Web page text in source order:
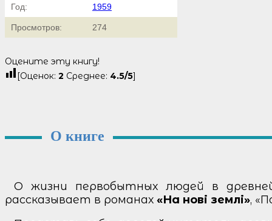
Год: 1959
Просмотров: 274
Оцените эту книгу!
[Оценок: 2 Среднее: 4.5/5]
О книге
О жизни первобытных людей в
рассказывает в романах «На нові землі»,